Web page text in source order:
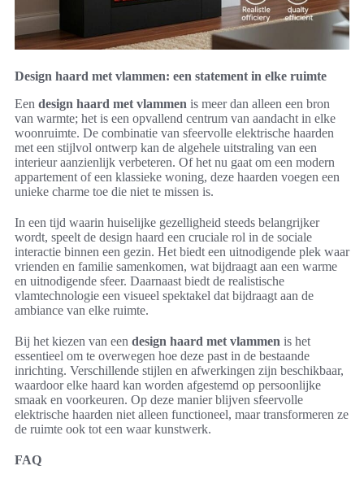
Design haard met vlammen: een statement in elke ruimte
Een design haard met vlammen is meer dan alleen een bron
van warmte; het is een opvallend centrum van aandacht in elke
woonruimte. De combinatie van sfeervolle elektrische haarden
met een stijlvol ontwerp kan de algehele uitstraling van een
interieur aanzienlijk verbeteren. Of het nu gaat om een modern
appartement of een klassieke woning, deze haarden voegen een
unieke charme toe die niet te missen is.
In een tijd waarin huiselijke gezelligheid steeds belangrijker
wordt, speelt de design haard een cruciale rol in de sociale
interactie binnen een gezin. Het biedt een uitnodigende plek waar
vrienden en familie samenkomen, wat bijdraagt aan een warme
en uitnodigende sfeer. Daarnaast biedt de realistische
vlamtechnologie een visueel spektakel dat bijdraagt aan de
ambiance van elke ruimte.
Bij het kiezen van een design haard met vlammen is het
essentieel om te overwegen hoe deze past in de bestaande
inrichting. Verschillende stijlen en afwerkingen zijn beschikbaar,
waardoor elke haard kan worden afgestemd op persoonlijke
smaak en voorkeuren. Op deze manier blijven sfeervolle
elektrische haarden niet alleen functioneel, maar transformeren ze
de ruimte ook tot een waar kunstwerk.
FAQ